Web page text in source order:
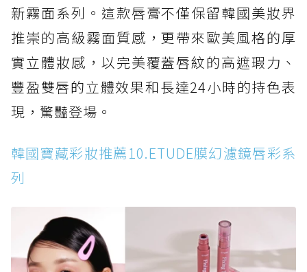
新霧面系列。這款唇膏不僅保留韓國美妝界
推崇的高級霧面質感，更帶來歐美風格的厚
實立體妝感，以完美覆蓋唇紋的高遮瑕力、
豐盈雙唇的立體效果和長達24小時的持色表
現，驚豔登場。
韓國寶藏彩妝推薦10.ETUDE膜幻濾鏡唇彩系
列